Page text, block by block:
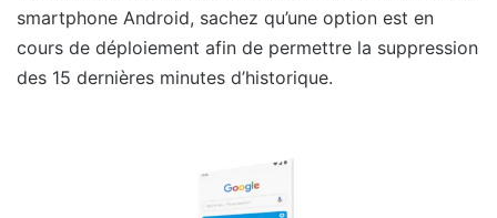
smartphone Android, sachez qu’une option est en
cours de déploiement afin de permettre la suppression
des 15 dernières minutes d’historique.